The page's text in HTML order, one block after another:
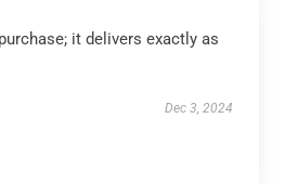
it delivers exactly as
Dec 3, 2024